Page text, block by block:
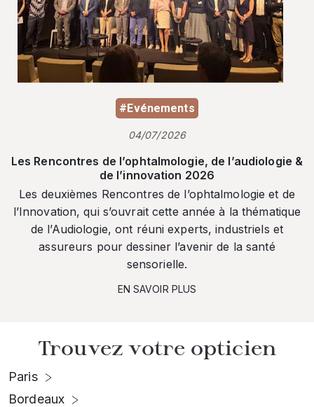
#Evénements
04/07/2026
Les Rencontres de l’ophtalmologie, de l’audiologie &
de l’innovation 2026
Les deuxièmes Rencontres de l’ophtalmologie et de
l’Innovation, qui s’ouvrait cette année à la thématique
de l’Audiologie, ont réuni experts, industriels et
assureurs pour dessiner l’avenir de la santé
sensorielle.
EN SAVOIR PLUS
Trouvez votre opticien
Paris
Bordeaux